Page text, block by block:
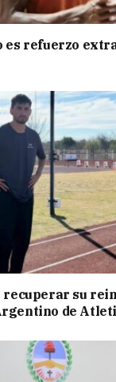
es refuerzo
recuperar su
de